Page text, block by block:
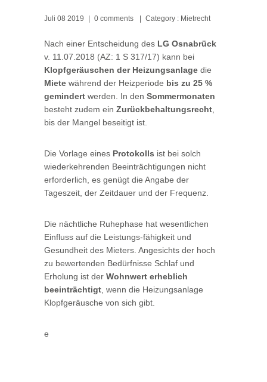
Juli 08 2019 0 comments Category : Mietrecht
Nach einer Entscheidung des LG Osnabrück
v. 11.07.2018 (AZ: 1 S 317/17) kann bei
Klopfgeräuschen der Heizungsanlage die
Miete während der Heizperiode bis zu 25 %
gemindert werden. In den Sommermonaten
besteht zudem ein Zurückbehaltungsrecht,
bis der Mangel beseitigt ist.
Die Vorlage eines Protokolls ist bei solch
wiederkehrenden Beeinträchtigungen nicht
erforderlich, es genügt die Angabe der
Tageszeit, der Zeitdauer und der Frequenz.
Die nächtliche Ruhephase hat wesentlichen
Einfluss auf die Leistungs-fähigkeit und
Gesundheit des Mieters. Angesichts der hoch
zu bewertenden Bedürfnisse Schlaf und
Erholung ist der Wohnwert erheblich
beeinträchtigt, wenn die Heizungsanlage
Klopfgeräusche von sich gibt.
e